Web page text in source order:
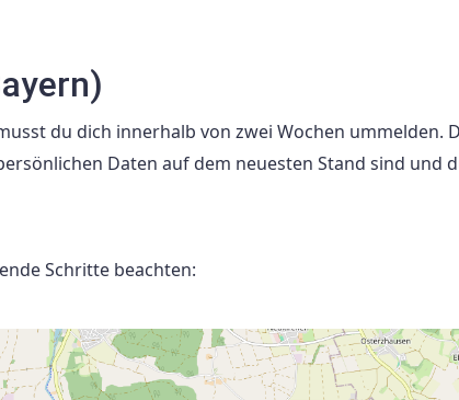
du dich innerhalb von zwei Wochen ummelden.
Daten auf dem neuesten Stand sind und
Schritte beachten: